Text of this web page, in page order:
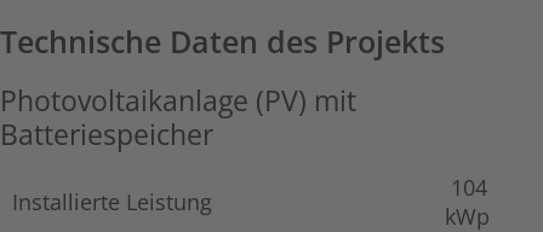
Technische Daten des Projekts
Photovoltaikanlage (PV) mit
Batteriespeicher
Installierte Leistung
104
kWp